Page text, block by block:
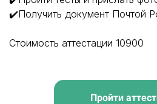
✔️Получить документ Почтой
Стоимость аттестации 10900
Пройти